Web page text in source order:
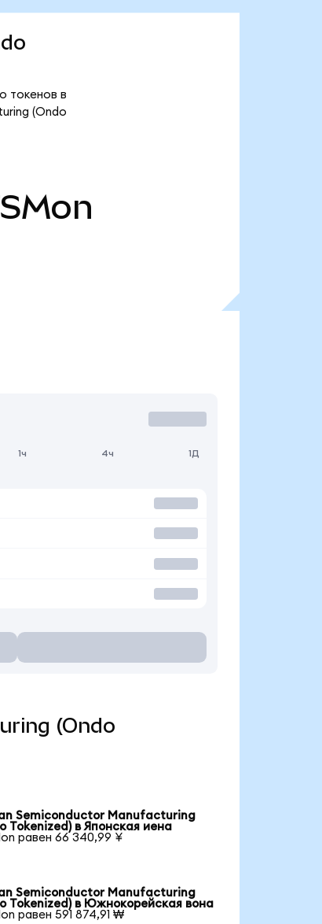
токенов в
(Ondo
1ч 4ч 1Д
(Ondo
Semiconductor Manufacturing
Tokenized) в Японская иена
равен 66 340,99 ¥
Semiconductor Manufacturing
Tokenized) в Южнокорейская вона
равен 591 874,91 ₩